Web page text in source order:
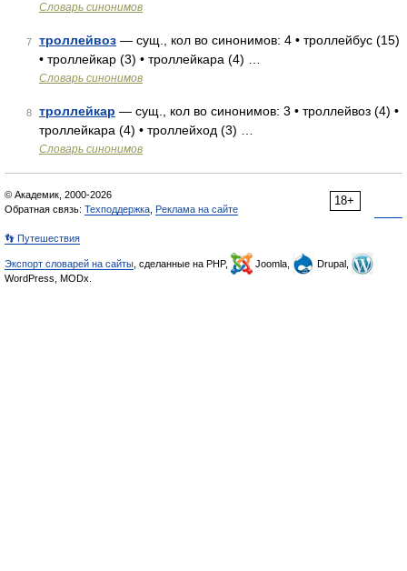
Словарь синонимов
7 троллейвоз — сущ., кол во синонимов: 4 • троллейбус (15)
• троллейкар (3) • троллейкара (4) …
Словарь синонимов
8 троллейкар — сущ., кол во синонимов: 3 • троллейвоз (4) •
троллейкара (4) • троллейход (3) …
Словарь синонимов
18+
© Академик, 2000-2026
Обратная связь: Техподдержка Реклама на сайте
👣 Путешествия
Экспорт словарей на сайты , сделанные на PHP, Joomla,
Drupal,
WordPress, MODx.